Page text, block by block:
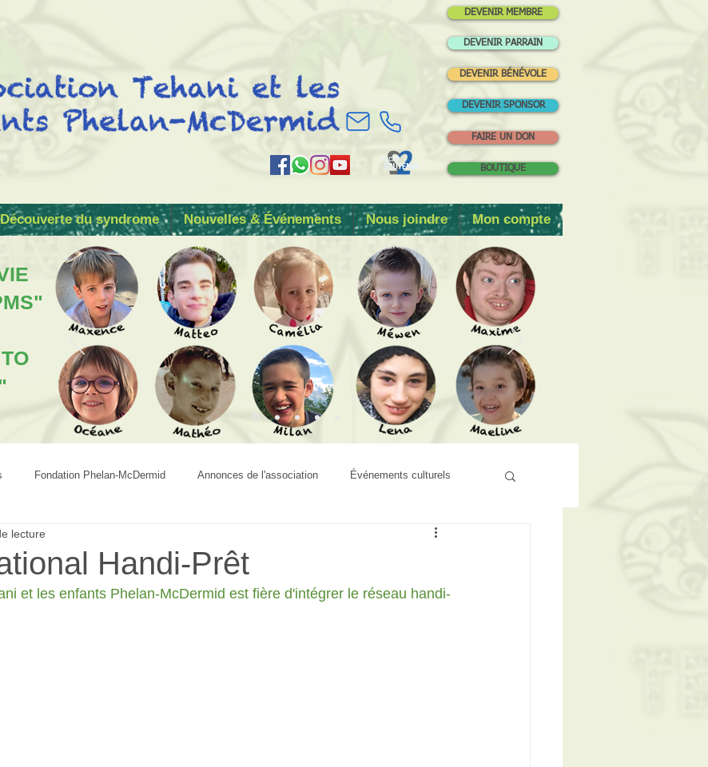
DEVENIR MEMBRE
DEVENIR PARRAIN
DEVENIR BÉNÉVOLE
DEVENIR SPONSOR
FAIRE UN DON
BOUTIQUE
Découverte du syndrome Nouvelles & Événements Nous joindre Mon compte
Fondation Phelan-McDermid Annonces de l'association Événements culturels
Handi-Prêt
lecture
et les enfants Phelan-McDermid est fière d'intégrer le réseau handi-